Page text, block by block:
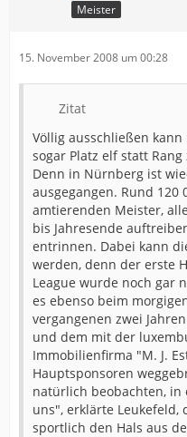
Meister
15. November 2008 um 00:28
Zitat
Völlig ausschließen
sogar Platz elf statt
Denn in Nürnberg ist
ausgegangen. Rund 120
amtierenden Meister,
bis Jahresende
entrinnen. Dabei kann
werden, denn der erste
League wurde noch gar
es ebenso beim
vergangenen zwei
und dem mit der
Immobilienfirma "M. J.
Hauptsponsoren
natürlich beobachten,
uns", erklärte Leukefeld,
sportlich den Hals aus